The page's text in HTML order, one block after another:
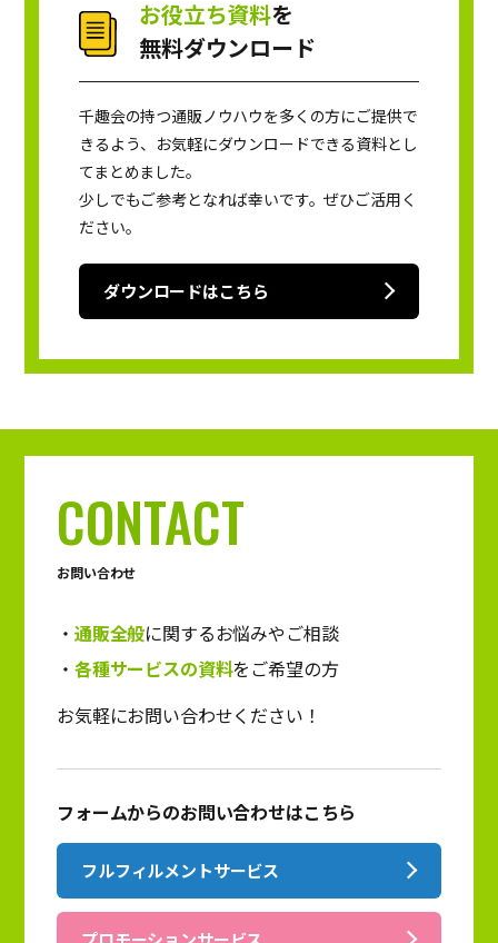
お役立ち資料を
無料ダウンロード
千趣会の持つ通販ノウハウを多くの方にご提供で
きるよう、お気軽にダウンロードできる資料とし
てまとめました。
少しでもご参考となれば幸いです。ぜひご活用く
ださい。
ダウンロードはこちら
CONTACT
お問い合わせ
通販全般に関するお悩みやご相談
各種サービスの資料をご希望の方
お気軽にお問い合わせください！
フォームからのお問い合わせはこちら
フルフィルメントサービス